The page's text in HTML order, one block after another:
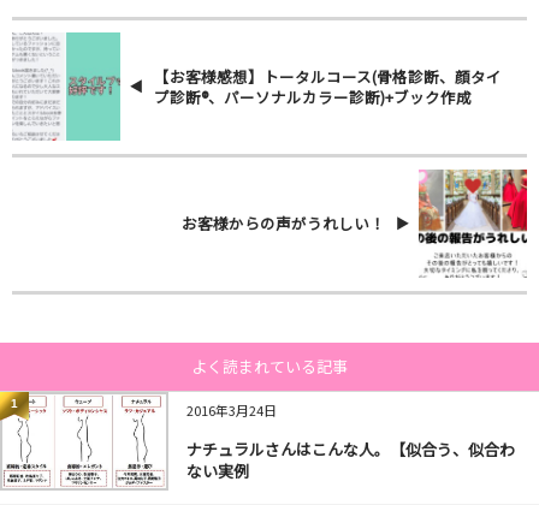
【お客様感想】トータルコース(骨格診断、顔タイ
プ診断®️、パーソナルカラー診断)+ブック作成
お客様からの声がうれしい！
よく読まれている記事
1 2016年3月24日
ナチュラルさんはこんな人。【似合う、似合わ
ない実例